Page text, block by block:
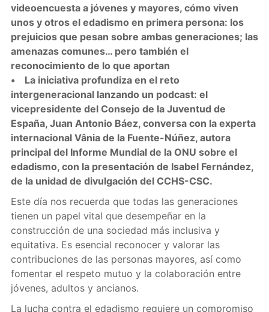
videoencuesta a jóvenes y mayores, cómo viven
unos y otros el edadismo en primera persona: los
prejuicios que pesan sobre ambas generaciones; las
amenazas comunes… pero también el
reconocimiento de lo que aportan
• La iniciativa profundiza en el reto
intergeneracional lanzando un podcast: el
vicepresidente del Consejo de la Juventud de
España, Juan Antonio Báez, conversa con la experta
internacional Vânia de la Fuente-Núñez, autora
principal del Informe Mundial de la ONU sobre el
edadismo, con la presentación de Isabel Fernández,
de la unidad de divulgación del CCHS-CSC.
Este día nos recuerda que todas las generaciones
tienen un papel vital que desempeñar en la
construcción de una sociedad más inclusiva y
equitativa. Es esencial reconocer y valorar las
contribuciones de las personas mayores, así como
fomentar el respeto mutuo y la colaboración entre
jóvenes, adultos y ancianos.
La lucha contra el edadismo requiere un compromiso